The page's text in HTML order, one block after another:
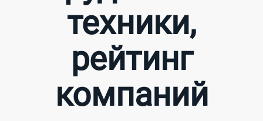
техники,
рейтинг
компаний